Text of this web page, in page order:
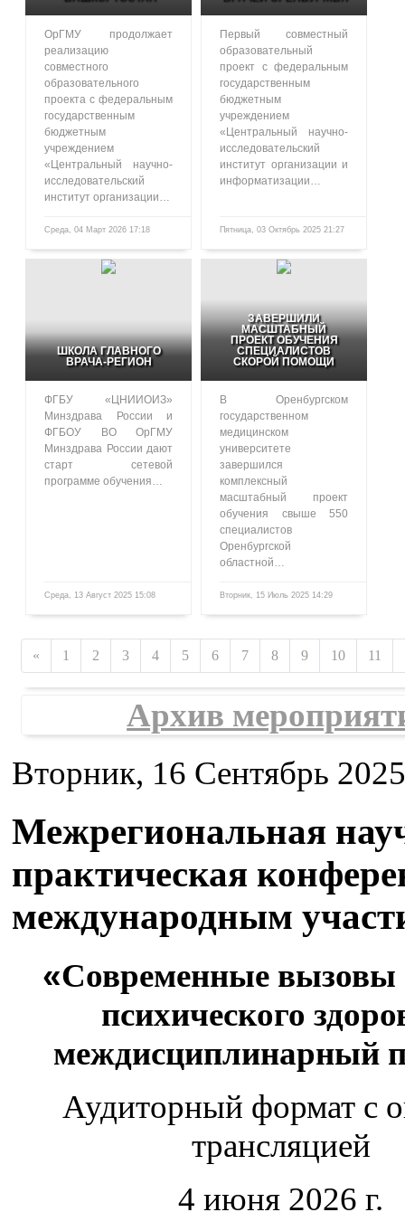
ОрГМУ продолжает
реализацию
совместного
образовательного
проекта с федеральным
государственным
бюджетным
учреждением
«Центральный научно-
исследовательский
институт организации…
Среда, 04 Март 2026 17:18
Первый совместный
образовательный
проект с федеральным
государственным
бюджетным
учреждением
«Центральный научно-
исследовательский
институт организации и
информатизации…
Пятница, 03 Октябрь 2025 21:27
ШКОЛА ГЛАВНОГО
ВРАЧА-РЕГИОН
ФГБУ «ЦНИИОИЗ»
Минздрава России и
ФГБОУ ВО ОрГМУ
Минздрава России дают
старт сетевой
программе обучения…
Среда, 13 Август 2025 15:08
ЗАВЕРШИЛИ
МАСШТАБНЫЙ
ПРОЕКТ ОБУЧЕНИЯ
СПЕЦИАЛИСТОВ
СКОРОЙ ПОМОЩИ
В Оренбургском
государственном
медицинском
университете
завершился
комплексный
масштабный проект
обучения свыше 550
специалистов
Оренбургской
областной…
Вторник, 15 Июль 2025 14:29
« 1 2 3 4 5 6 7 8 9 10 11
Архив
Вторник, 16 Сентябрь
Межрегиональная
практическая
международным
«Современные вызовы
психического
междисциплинарный
Аудиторный формат с
трансляцией
4 июня 2026 г.